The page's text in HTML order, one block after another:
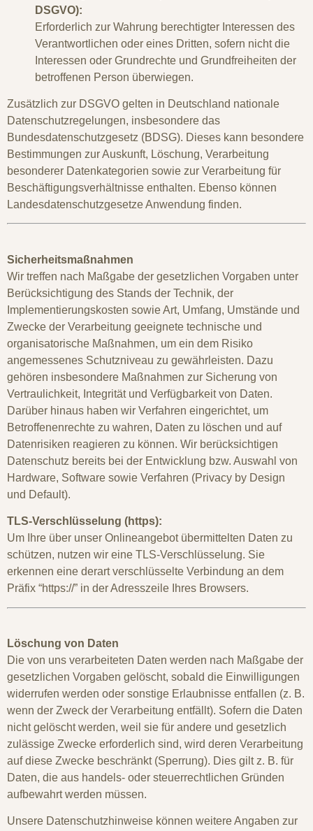
DSGVO):
Erforderlich zur Wahrung berechtigter Interessen des
Verantwortlichen oder eines Dritten, sofern nicht die
Interessen oder Grundrechte und Grundfreiheiten der
betroffenen Person überwiegen.
Zusätzlich zur DSGVO gelten in Deutschland nationale
Datenschutzregelungen, insbesondere das
Bundesdatenschutzgesetz (BDSG). Dieses kann besondere
Bestimmungen zur Auskunft, Löschung, Verarbeitung
besonderer Datenkategorien sowie zur Verarbeitung für
Beschäftigungsverhältnisse enthalten. Ebenso können
Landesdatenschutzgesetze Anwendung finden.
Sicherheitsmaßnahmen
Wir treffen nach Maßgabe der gesetzlichen Vorgaben unter
Berücksichtigung des Stands der Technik, der
Implementierungskosten sowie Art, Umfang, Umstände und
Zwecke der Verarbeitung geeignete technische und
organisatorische Maßnahmen, um ein dem Risiko
angemessenes Schutzniveau zu gewährleisten. Dazu
gehören insbesondere Maßnahmen zur Sicherung von
Vertraulichkeit, Integrität und Verfügbarkeit von Daten.
Darüber hinaus haben wir Verfahren eingerichtet, um
Betroffenenrechte zu wahren, Daten zu löschen und auf
Datenrisiken reagieren zu können. Wir berücksichtigen
Datenschutz bereits bei der Entwicklung bzw. Auswahl von
Hardware, Software sowie Verfahren (Privacy by Design
und Default).
TLS-Verschlüsselung (https):
Um Ihre über unser Onlineangebot übermittelten Daten zu
schützen, nutzen wir eine TLS-Verschlüsselung. Sie
erkennen eine derart verschlüsselte Verbindung an dem
Präfix “https://” in der Adresszeile Ihres Browsers.
Löschung von Daten
Die von uns verarbeiteten Daten werden nach Maßgabe der
gesetzlichen Vorgaben gelöscht, sobald die Einwilligungen
widerrufen werden oder sonstige Erlaubnisse entfallen (z. B.
wenn der Zweck der Verarbeitung entfällt). Sofern die Daten
nicht gelöscht werden, weil sie für andere und gesetzlich
zulässige Zwecke erforderlich sind, wird deren Verarbeitung
auf diese Zwecke beschränkt (Sperrung). Dies gilt z. B. für
Daten, die aus handels- oder steuerrechtlichen Gründen
aufbewahrt werden müssen.
Unsere Datenschutzhinweise können weitere Angaben zur